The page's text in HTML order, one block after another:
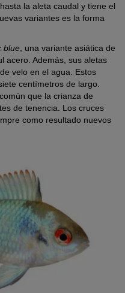
la aleta caudal y tiene el
variantes es la forma
blue , una variante asiática de
acero. Además, sus aletas
velo en el agua. Estos
centímetros de largo.
que la crianza de
de tenencia. Los cruces
como resultado nuevos